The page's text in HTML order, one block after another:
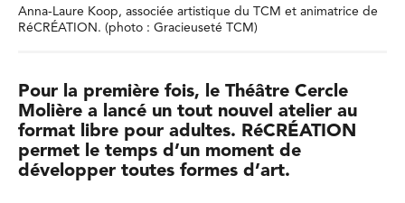
Anna-Laure Koop, associée artistique du TCM et animatrice de
RéCRÉATION. (photo : Gracieuseté TCM)
Pour la première fois, le Théâtre Cercle
Molière a lancé un tout nouvel atelier au
format libre pour adultes. RéCRÉATION
permet le temps d’un moment de
développer toutes formes d’art.